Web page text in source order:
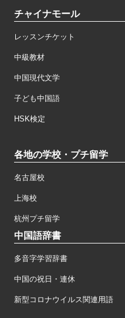
チャイナモール
レッスンチケット
中級教材
中国現代文学
子ども中国語
HSK検定
各地の学校・プチ留学
名古屋校
上海校
杭州プチ留学
中国語辞書
多音字学習辞書
中国の祝日・連休
新型コロナウイルス関連用語